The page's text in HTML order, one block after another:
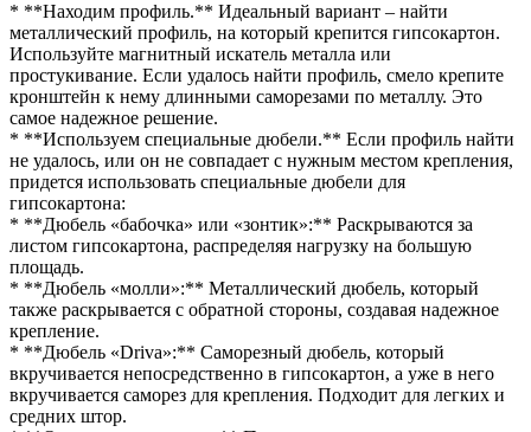
* **Находим профиль.** Идеальный вариант – найти
металлический профиль, на который крепится гипсокартон.
Используйте магнитный искатель металла или
простукивание. Если удалось найти профиль, смело крепите
кронштейн к нему длинными саморезами по металлу. Это
самое надежное решение.
* **Используем специальные дюбели.** Если профиль найти
не удалось, или он не совпадает с нужным местом крепления,
придется использовать специальные дюбели для
гипсокартона:
* **Дюбель «бабочка» или «зонтик»:** Раскрываются за
листом гипсокартона, распределяя нагрузку на большую
площадь.
* **Дюбель «молли»:** Металлический дюбель, который
также раскрывается с обратной стороны, создавая надежное
крепление.
* **Дюбель «Driva»:** Саморезный дюбель, который
вкручивается непосредственно в гипсокартон, а уже в него
вкручивается саморез для крепления. Подходит для легких и
средних штор.